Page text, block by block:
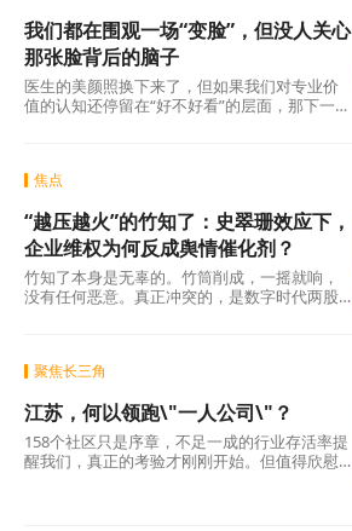
我们都在围观一场“变脸”，但没人关心
那张脸背后的脑子
医生的美颜照换下来了，但如果我们对专业价
值的认知还停留在“好不好看”的层面，那下一
焦点
“越压越火”的竹知了：史翠珊效应下，
企业维权为何反成舆情催化剂？
竹知了本身是无辜的。竹筒削成，一摇就响，
没有任何恶意。真正冲突的，是数字时代两股
聚焦长三角
江苏，何以领跑\"一人公司\"？
158个社区只是序章，不足一成的行业存活率提
醒我们，真正的考验才刚刚开始。但值得欣慰